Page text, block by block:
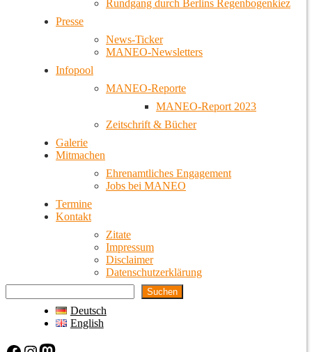
Rundgang durch Berlins Regenbogenkiez
Presse
News-Ticker
MANEO-Newsletters
Infopool
MANEO-Reporte
MANEO-Report 2023
Zeitschrift & Bücher
Galerie
Mitmachen
Ehrenamtliches Engagement
Jobs bei MANEO
Termine
Kontakt
Zitate
Impressum
Disclaimer
Datenschutzerklärung
Suchen
Deutsch
English